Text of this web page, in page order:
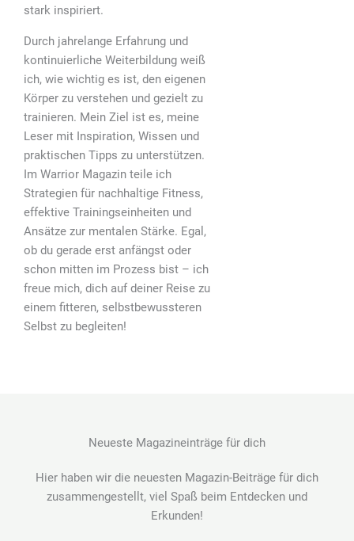
stark inspiriert.
Durch jahrelange Erfahrung und
kontinuierliche Weiterbildung weiß
ich, wie wichtig es ist, den eigenen
Körper zu verstehen und gezielt zu
trainieren. Mein Ziel ist es, meine
Leser mit Inspiration, Wissen und
praktischen Tipps zu unterstützen.
Im Warrior Magazin teile ich
Strategien für nachhaltige Fitness,
effektive Trainingseinheiten und
Ansätze zur mentalen Stärke. Egal,
ob du gerade erst anfängst oder
schon mitten im Prozess bist – ich
freue mich, dich auf deiner Reise zu
einem fitteren, selbstbewussteren
Selbst zu begleiten!
Neueste Magazineinträge für dich
Hier haben wir die neuesten Magazin-Beiträge für dich
zusammengestellt, viel Spaß beim Entdecken und
Erkunden!